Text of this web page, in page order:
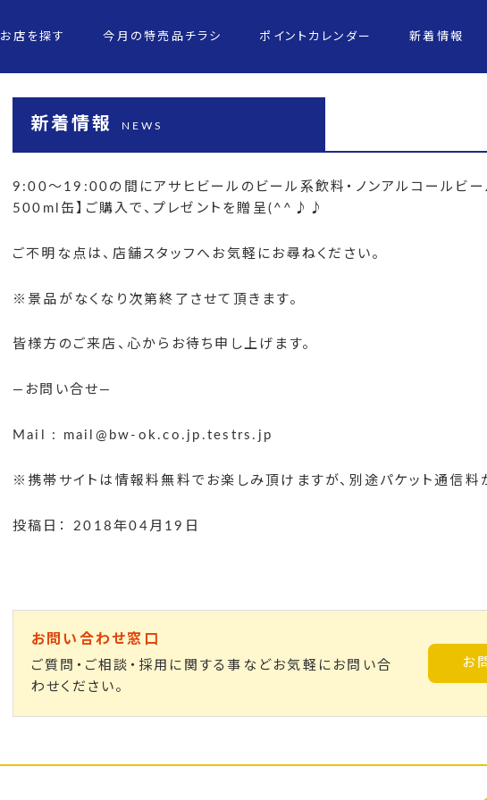
お店を探す 今月の特売品チラシ ポイントカレンダー 新着情報
新着情報 NEWS
9:00～ 19:00 の間にアサヒビールのビール系飲料・ノンアルコールビー
500ml 缶】ご購入で、プレゼントを贈呈 (^^♪♪
ご不明な点は、店舗スタッフへお気軽にお尋ねください。
※ 景品がなくなり次第終了させて頂きます。
皆様方のご来店、心からお待ち申し上げます。
— お問い合せ —
Mail : mail@bw-ok.co.jp.testrs.jp
※ 携帯サイトは情報料無料でお楽しみ頂けますが、別途パケット通信料
投稿日： 2018年04月19日
お問い合わせ窓口
ご質問・ご相談・採用に関する事などお気軽にお問い合
わせください。
お